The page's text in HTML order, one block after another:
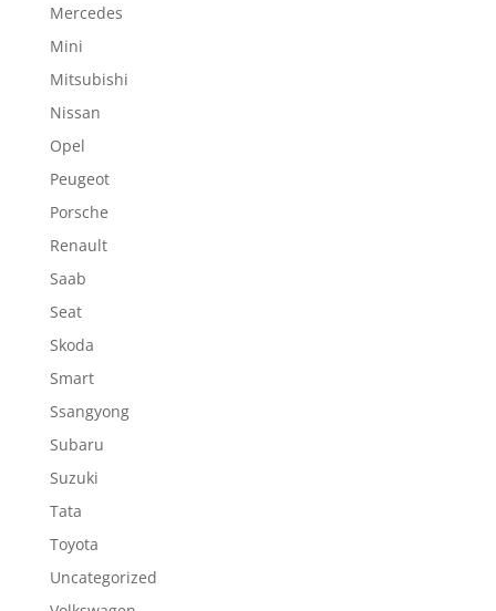
Mercedes
Mini
Mitsubishi
Nissan
Opel
Peugeot
Porsche
Renault
Saab
Seat
Skoda
Smart
Ssangyong
Subaru
Suzuki
Tata
Toyota
Uncategorized